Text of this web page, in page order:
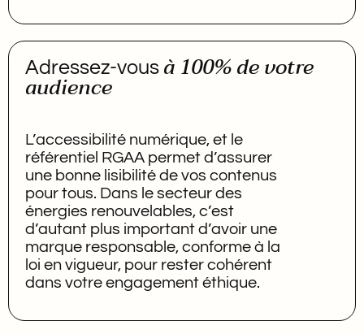
Adressez-vous à 100% de votre
audience
L’accessibilité numérique, et le
référentiel RGAA permet d’assurer
une bonne lisibilité de vos contenus
pour tous. Dans le secteur des
énergies renouvelables, c’est
d’autant plus important d’avoir une
marque responsable, conforme à la
loi en vigueur, pour rester cohérent
dans votre engagement éthique.